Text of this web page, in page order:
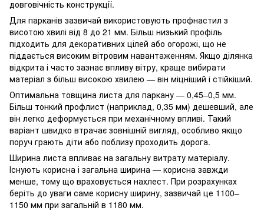
довговічність конструкції.
Для парканів зазвичай використовують профнастил з
висотою хвилі від 8 до 21 мм. Більш низький профіль
підходить для декоративних цілей або огорожі, що не
піддається високим вітровим навантаженням. Якщо ділянка
відкрита і часто зазнає впливу вітру, краще вибирати
матеріал з більш високою хвилею — він міцніший і стійкіший.
Оптимальна товщина листа для паркану — 0,45–0,5 мм.
Більш тонкий профлист (наприклад, 0,35 мм) дешевший, але
він легко деформується при механічному впливі. Такий
варіант швидко втрачає зовнішній вигляд, особливо якщо
поруч грають діти або поблизу проходить дорога.
Ширина листа впливає на загальну витрату матеріалу.
Існують корисна і загальна ширина — корисна завжди
менше, тому що враховується нахлест. При розрахунках
беріть до уваги саме корисну ширину, зазвичай це 1100–
1150 мм при загальній в 1180 мм.